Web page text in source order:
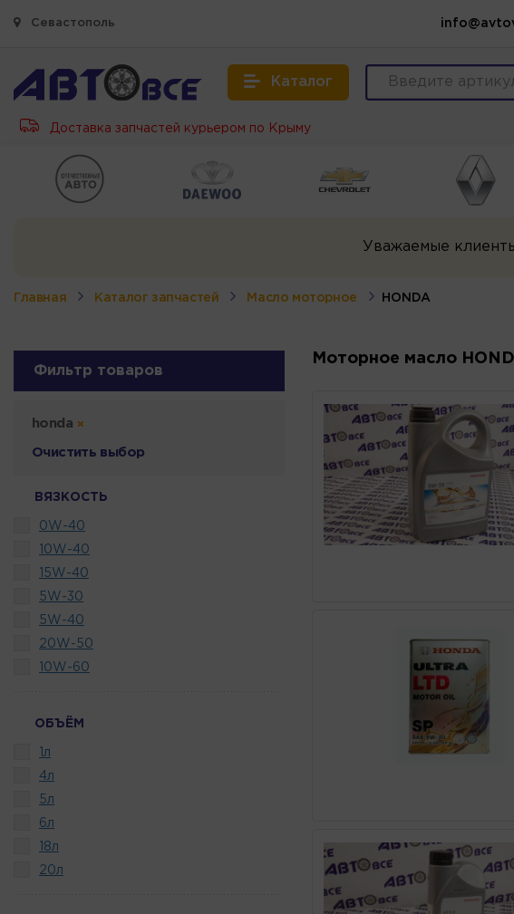
Севастополь
Каталог
Доставка запчастей курьером по Крыму
Уважаемые
Главная Каталог запчастей Масло моторное HONDA
Фильтр товаров
honda
Очистить выбор
ВЯЗКОСТЬ
0W-40
10W-40
15W-40
5W-30
5W-40
20W-50
10W-60
ОБЪЁМ
1л
4л
5л
6л
18л
20л
Моторное масло